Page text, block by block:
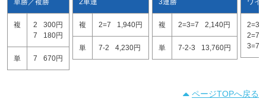
複 2
300円
7
180円
単 7 670円
複 2=7 1,940円
単 7-2 4,230円
複 2=3=7 2,140円
単 7-2-3 13,760円
2=3
2=7
3=7
ページTOPへ戻る